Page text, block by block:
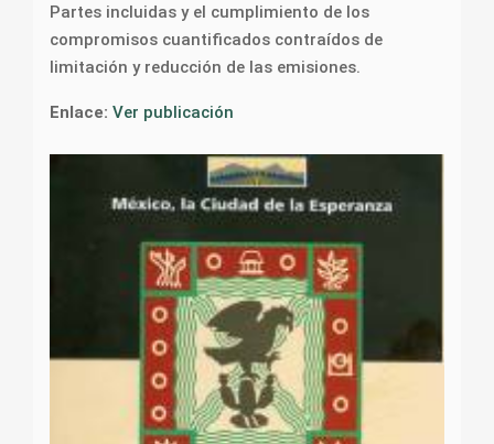
Partes incluidas y el cumplimiento de los
compromisos cuantificados contraídos de
limitación y reducción de las emisiones.
Enlace: Ver publicación